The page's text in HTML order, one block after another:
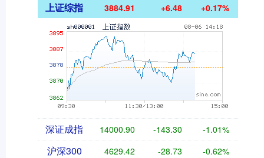
上证综指 3884.91 +6.48 +0.17%
深证成指 14000.90 -143.30 -1.01%
沪深300 4629.42 -28.73 -0.62%